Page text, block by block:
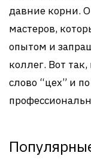
давние корни.
мастеров,
опытом и
коллег. Вот
слово “цех” и